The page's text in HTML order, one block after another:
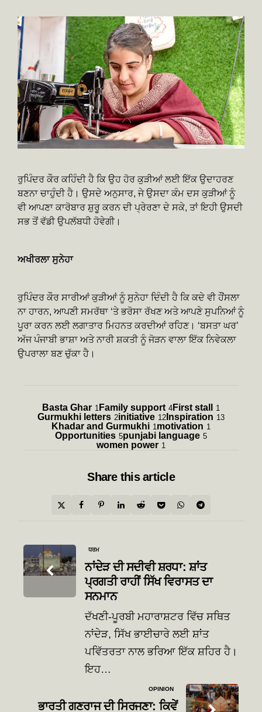
ਰੁਪਿੰਦਰ ਕੌਰ ਕਹਿੰਦੀ ਹੈ ਕਿ ਉਹ ਹੋਰ ਕੁੜੀਆਂ ਲਈ ਇੱਕ ਉਦਾਹਰਣ
ਬਣਨਾ ਚਾਹੁੰਦੀ ਹੈ। ਉਸਦੇ ਅਨੁਸਾਰ, ਜੇ ਉਸਦਾ ਕੰਮ ਦਸ ਕੁੜੀਆਂ ਨੂੰ
ਵੀ ਆਪਣਾ ਕਾਰੋਬਾਰ ਸ਼ੁਰੂ ਕਰਨ ਦੀ ਪ੍ਰੇਰਣਾ ਦੇ ਸਕੇ, ਤਾਂ ਇਹੀ ਉਸਦੀ
ਸਭ ਤੋਂ ਵੱਡੀ ਉਪਲੱਬਧੀ ਹੋਵੇਗੀ।
ਅਖੀਰਲਾ ਸੁਨੇਹਾ
ਰੁਪਿੰਦਰ ਕੌਰ ਸਾਰੀਆਂ ਕੁੜੀਆਂ ਨੂੰ ਸੁਨੇਹਾ ਦਿੰਦੀ ਹੈ ਕਿ ਕਦੇ ਵੀ ਹੌਂਸਲਾ
ਨਾ ਹਾਰਨ, ਆਪਣੀ ਸਮਰੱਥਾ ‘ਤੇ ਭਰੋਸਾ ਰੱਖਣ ਅਤੇ ਆਪਣੇ ਸੁਪਨਿਆਂ ਨੂੰ
ਪੂਰਾ ਕਰਨ ਲਈ ਲਗਾਤਾਰ ਮਿਹਨਤ ਕਰਦੀਆਂ ਰਹਿਣ। ‘ਬਸਤਾ ਘਰ’
ਅੱਜ ਪੰਜਾਬੀ ਭਾਸ਼ਾ ਅਤੇ ਨਾਰੀ ਸ਼ਕਤੀ ਨੂੰ ਜੋੜਨ ਵਾਲਾ ਇੱਕ ਨਿਵੇਕਲਾ
ਉਪਰਾਲਾ ਬਣ ਚੁੱਕਾ ਹੈ।
Basta Ghar 1 Family support 4 First stall 1
Gurmukhi letters 2initiative 12 Inspiration 13
Khadar and Gurmukhi 1motivation 1
Opportunities 5punjabi language 5
women power 1
Share this article
Post
navigation
ਧਰਮ
ਨਾਂਦੇੜ ਦੀ ਸਦੀਵੀ ਸ਼ਰਧਾ: ਸ਼ਾਂਤ
ਪ੍ਰਗਤੀ ਰਾਹੀਂ ਸਿੱਖ ਵਿਰਾਸਤ ਦਾ
ਸਨਮਾਨ
ਦੱਖਣੀ-ਪੂਰਬੀ ਮਹਾਰਾਸ਼ਟਰ ਵਿੱਚ ਸਥਿਤ
ਨਾਂਦੇੜ, ਸਿੱਖ ਭਾਈਚਾਰੇ ਲਈ ਸ਼ਾਂਤ
ਪਵਿੱਤਰਤਾ ਨਾਲ ਭਰਿਆ ਇੱਕ ਸ਼ਹਿਰ ਹੈ।
ਇਹ…
OPINION
ਭਾਰਤੀ ਗਣਰਾਜ ਦੀ ਸਿਰਜਣਾ: ਕਿਵੇਂ